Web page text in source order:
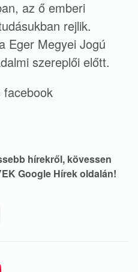
az ő emberi
rejlik.
Eger Megyei Jogú
szereplői előtt.
facebook
hírekről, kövessen
Google Hírek oldalán!